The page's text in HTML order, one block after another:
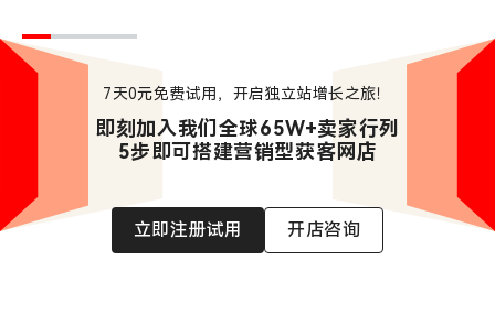
7天0元免费试用，开启独立站增长之旅！
即刻加入我们全球65W+卖家行列
5步即可搭建营销型获客网店
立即注册试用 开店咨询